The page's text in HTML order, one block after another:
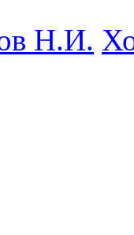
Н.И.